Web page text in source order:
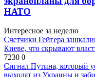
НАТО
Интересное за неделю
Счетчики Гейгера
Киеве, что скрывают
7230 0
Сигнал Путина, который
выходят из Украины и